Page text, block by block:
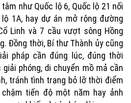
như Quốc lộ 6, Quốc lộ 21 nối
1A, hay dự án mở rộng đường
Linh và 7 cầu vượt sông Hồng
Đồng thời, Bí thư Thành ủy cũng
pháp cần đúng lúc, đúng thời
phóng, di chuyển mồ mả cần
tránh tình trạng bỏ lỡ thời điểm
tiến độ một năm hay ảnh